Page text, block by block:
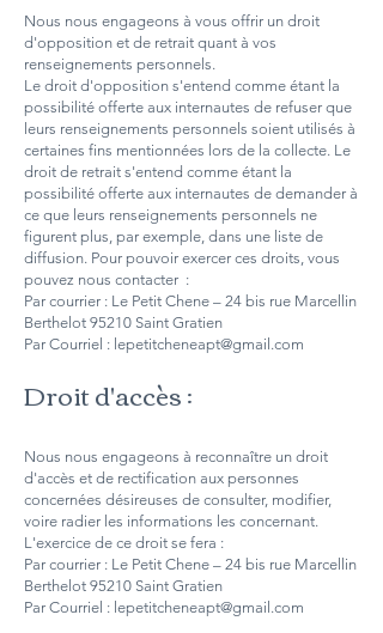
Nous nous engageons à vous offrir un droit
d'opposition et de retrait quant à vos
renseignements personnels.
Le droit d'opposition s'entend comme étant la
possibilité offerte aux internautes de refuser que
leurs renseignements personnels soient utilisés à
certaines fins mentionnées lors de la collecte. Le
droit de retrait s'entend comme étant la
possibilité offerte aux internautes de demander à
ce que leurs renseignements personnels ne
figurent plus, par exemple, dans une liste de
diffusion. Pour pouvoir exercer ces droits, vous
pouvez nous contacter :
Par courrier : Le Petit Chene – 24 bis rue Marcellin
Berthelot 95210 Saint Gratien
Par Courriel : lepetitcheneapt@gmail.com
Droit d'accès :
Nous nous engageons à reconnaître un droit
d'accès et de rectification aux personnes
concernées désireuses de consulter, modifier,
voire radier les informations les concernant.
L'exercice de ce droit se fera :
Par courrier : Le Petit Chene – 24 bis rue Marcellin
Berthelot 95210 Saint Gratien
Par Courriel : lepetitcheneapt@gmail.com